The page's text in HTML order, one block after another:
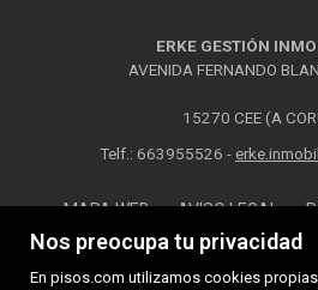
Nos preocupa tu privacidad
En pisos.com utilizamos cookies
ERKE GESTIÓN
AVENIDA FERNANDO
15270 CEE (A
Telf.: 663955526 -
MAPA WEB AVISO LEGAL